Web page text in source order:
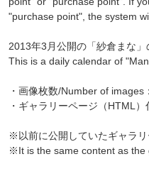
"purchase point", the system
2013年3月公開の「紗倉まな」
This is a daily calendar of
・画像枚数/Number of images
・ギャラリーページ（HTML
※以前に公開していたギャラリ
※It is the same content as the